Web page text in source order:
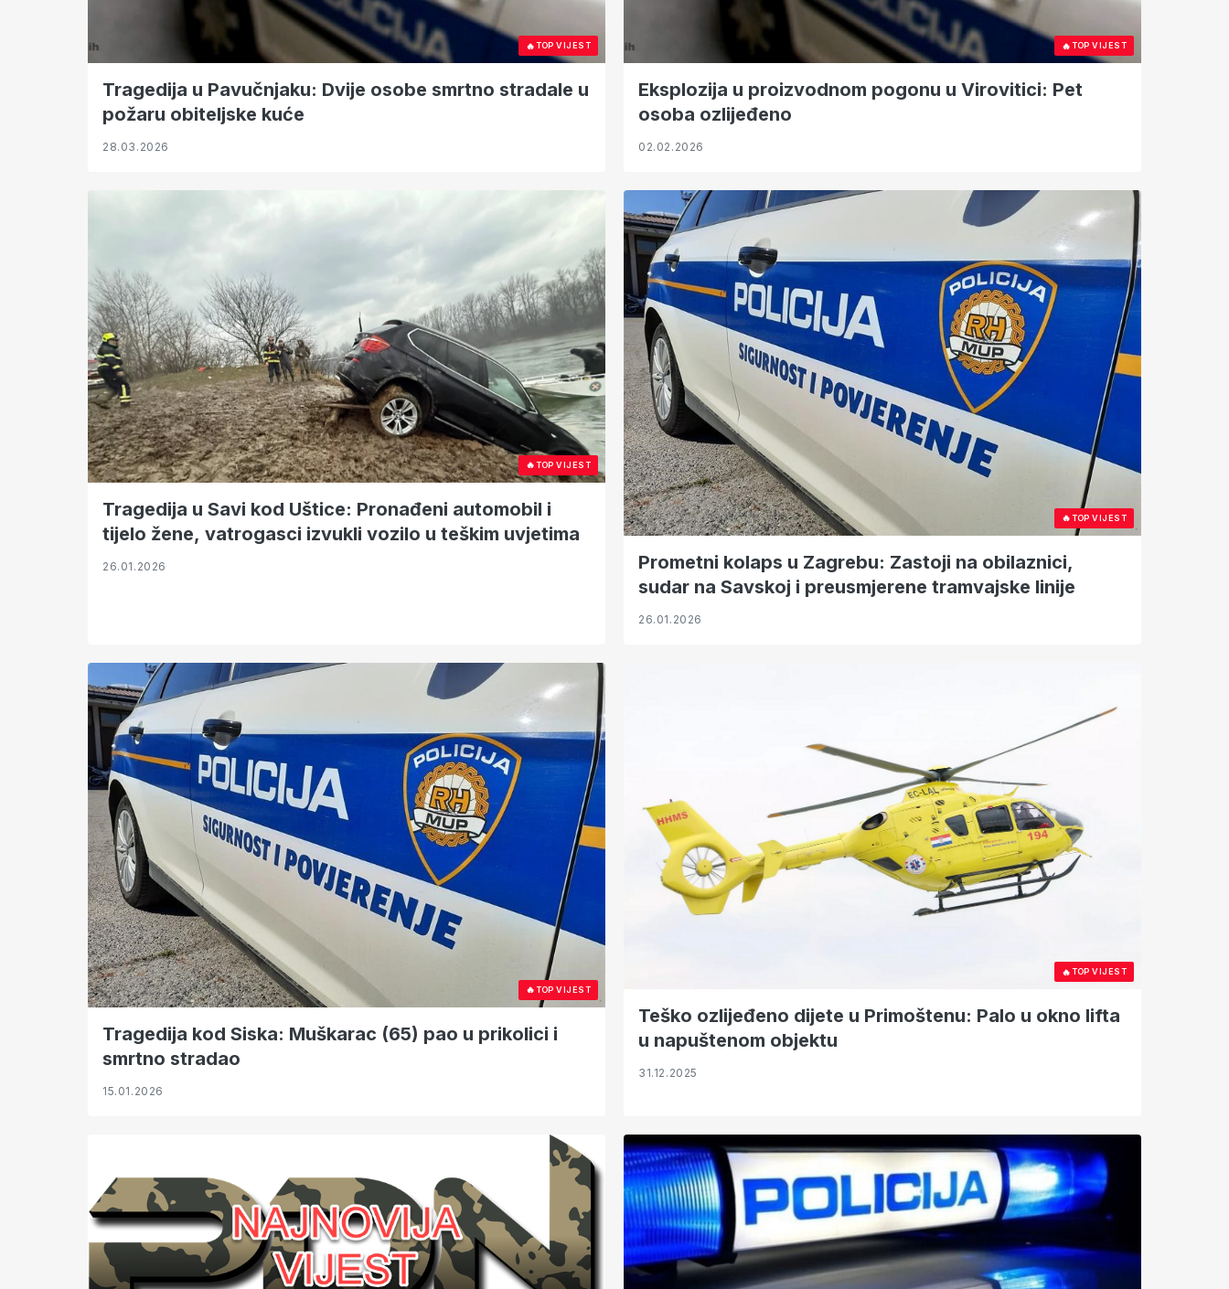
🔥TOP VIJEST
Tragedija u Pavučnjaku: Dvije osobe smrtno stradale u
požaru obiteljske kuće
28.03.2026
🔥TOP VIJEST
Eksplozija u proizvodnom pogonu u Virovitici: Pet
osoba ozlijeđeno
02.02.2026
🔥TOP VIJEST
Tragedija u Savi kod Uštice: Pronađeni automobil i
tijelo žene, vatrogasci izvukli vozilo u teškim uvjetima
26.01.2026
🔥TOP VIJEST
Prometni kolaps u Zagrebu: Zastoji na obilaznici,
sudar na Savskoj i preusmjerene tramvajske linije
26.01.2026
🔥TOP VIJEST
Tragedija kod Siska: Muškarac (65) pao u prikolici i
smrtno stradao
15.01.2026
🔥TOP VIJEST
Teško ozlijeđeno dijete u Primoštenu: Palo u okno lifta
u napuštenom objektu
31.12.2025